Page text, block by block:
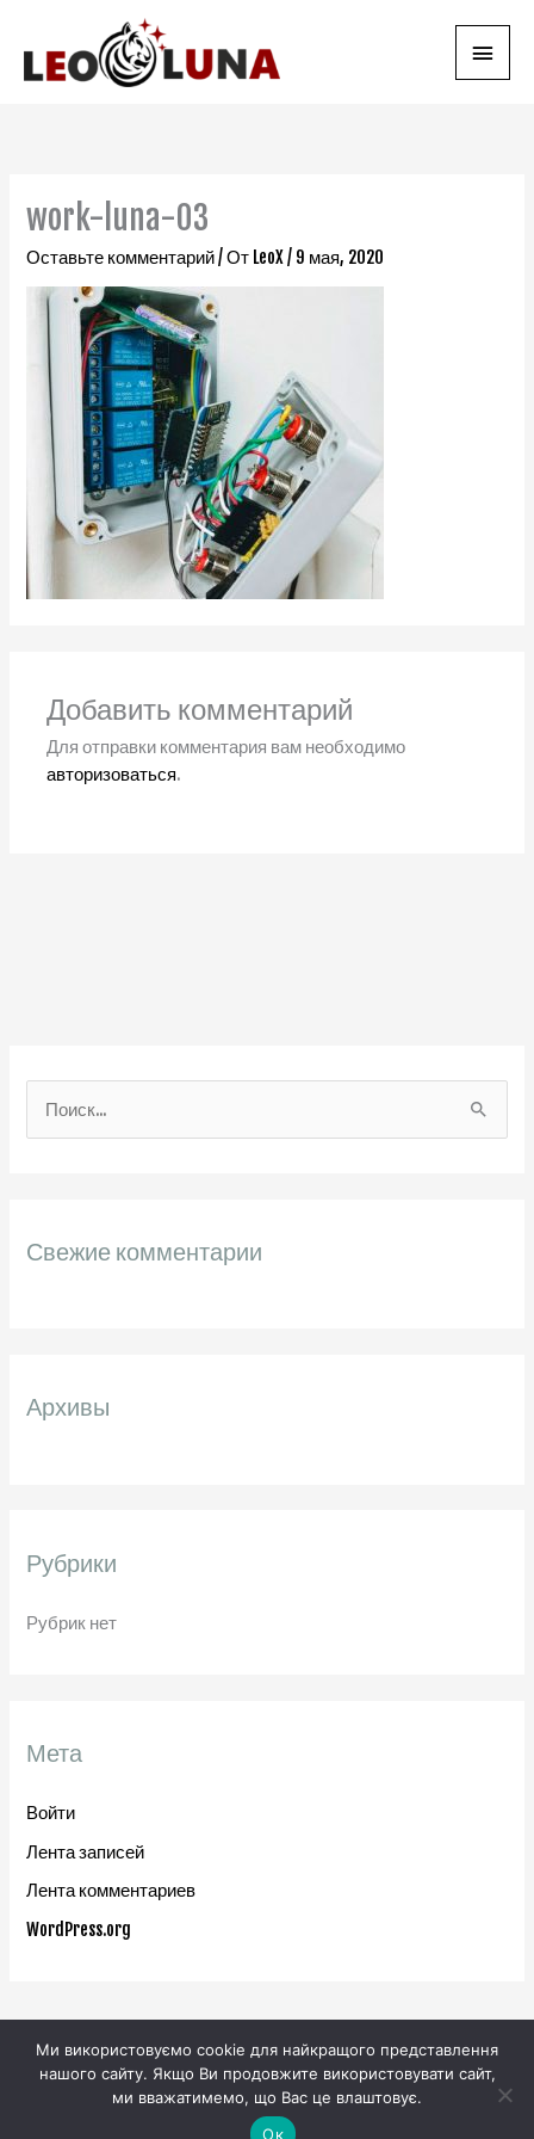
содержимому
work-luna-03
Оставьте комментарий/ От LeoX/ 9 мая, 2020
Добавить комментарий
Для отправки комментария вам необходимо
авторизоваться.
к
Свежие комментарии
Архивы
Рубрики
Рубрик нет
Мета
Войти
Лента записей
Лента комментариев
WordPress.org
Copyright © 2026LeoLuna Головна
Ми використовуємо cookie для найкращого представлення
нашого сайту. Якщо Ви продовжите використовувати сайт,
ми вважатимемо, що Вас це влаштовує.
Ок